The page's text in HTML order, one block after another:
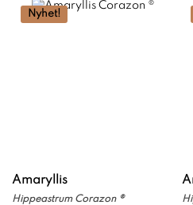
Nyhet!
Amaryllis
Hippeastrum Corazon ®